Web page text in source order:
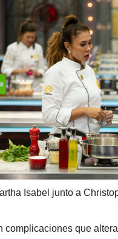
Isabel junto a
complicaciones que